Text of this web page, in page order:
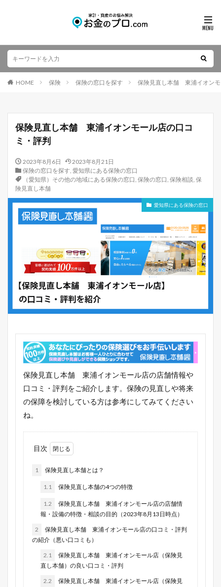
HOME 保険 保険の窓口を探す 保険見直し本舗 東浦イオン
保険見直し本舗 東浦イオンモール店の口コ
ミ・評判
2023年8月6日
2023年8月21日
保険の窓口を探す, 愛知県にある保険の窓口
（愛知県）その他の地域にある保険の窓口, 保険の窓口, 保険相談, 保
険見直し本舗
愛知県にある保険の窓口
保険見直し本舗 東浦イオンモール店の店舗情報や
口コミ・評判をご紹介します。保険の見直しや将来
の保障を検討している方は参考にしてみてください
ね。
目次
1 保険見直し本舗とは？
1.1 保険見直し本舗の4つの特徴
1.2
保険見直し本舗 東浦イオンモール店の店舗情
報・設備の特徴・相談の目的（2023年8月13日時点）
2
保険見直し本舗 東浦イオンモール店の口コミ・評判
の紹介（悪い口コミも）
2.1
保険見直し本舗 東浦イオンモール店（保険見
直し本舗）の良い口コミ・評判
2.2
保険見直し本舗 東浦イオンモール店（保険見